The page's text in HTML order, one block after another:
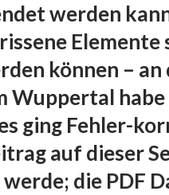
werden
Elemente
können – an
Wuppertal habe
ging Fehler-
auf dieser
die PDF